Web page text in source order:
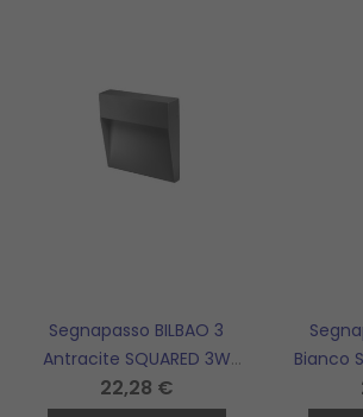
Segnapasso BILBAO 3
Antracite SQUARED 3W
Ip65 Cct Selezionabile
22,28 €
Bianco